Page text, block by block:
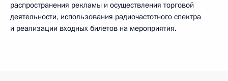
распространения рекламы и осуществления торговой
деятельности, использования радиочастотного спектра
и реализации входных билетов на мероприятия.